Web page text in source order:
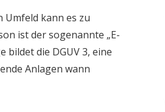
Umfeld kann es zu
ist der sogenannte „E-
bildet die DGUV 3, eine
Anlagen wann